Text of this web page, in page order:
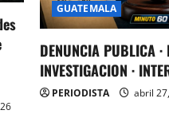
GUATEMALA
DENUNCIA PUBLICA
INVESTIGACION ·
PERIODISTA abril